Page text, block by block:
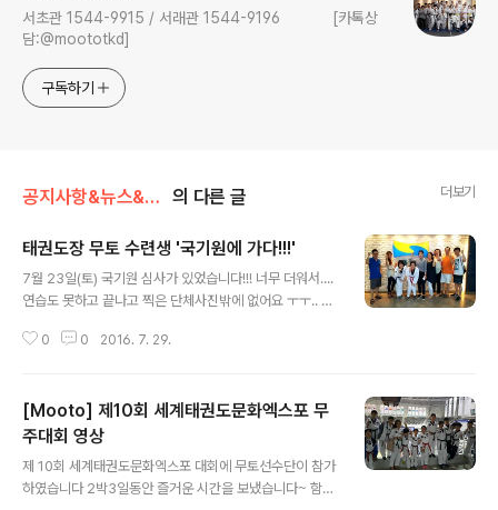
서초관 1544-9915 / 서래관 1544-9196 [카톡상
담:@moototkd]
구독하기
공지사항&뉴스&행사/행사/대회 의 다른 글 더보기
태권도장 무토 수련생 '국기원에 가다!!!'
7월 23일(토) 국기원 심사가 있었습니다!!! 너무 더워서....
연습도 못하고 끝나고 찍은 단체사진밖에 없어요 ㅜㅜ.. 그
도장에서 오전 운동을 하시고 국기원으로 달려오신 성인
0 0 2016. 7. 29.
[Mooto] 제10회 세계태권도문화엑스포 무
주대회 영상
제 10회 세계태권도문화엑스포 대회에 무토선수단이 참가
하였습니다 2박3일동안 즐거운 시간을 보냈습니다~ 함께